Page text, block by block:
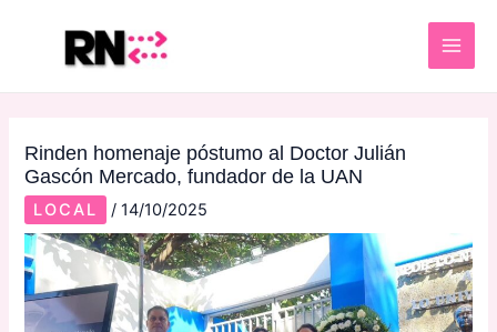
Rinden homenaje póstumo al Doctor Julián
Gascón Mercado, fundador de la UAN
LOCAL /14/10/2025
navigation